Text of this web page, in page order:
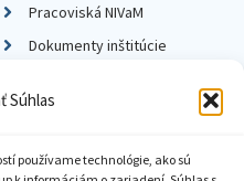
Súhlas
používame technológie, ako sú
Pracoviská NIVaM
Dokumenty inštitúcie